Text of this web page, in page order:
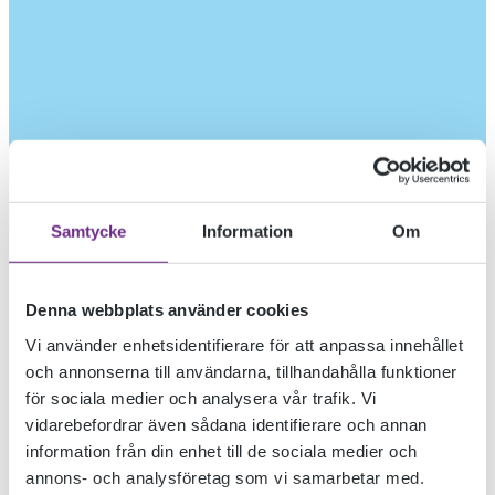
Samtycke Information Om
Denna webbplats använder cookies
Vi använder enhetsidentifierare för att anpassa innehållet
och annonserna till användarna, tillhandahålla funktioner
för sociala medier och analysera vår trafik. Vi
vidarebefordrar även sådana identifierare och annan
information från din enhet till de sociala medier och
annons- och analysföretag som vi samarbetar med.